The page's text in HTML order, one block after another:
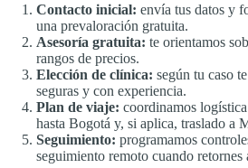
Contacto inicial: envía tus datos y
una prevaloración gratuita.
Asesoría gratuita: te orientamos
rangos de precios.
Elección de clínica: según tu caso
seguras y con experiencia.
Plan de viaje: coordinamos
hasta Bogotá y, si aplica, traslado a
Seguimiento: programamos
seguimiento remoto cuando retornes